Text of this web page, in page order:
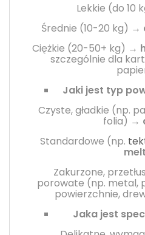
Lekkie (do 10
Średnie (10-20 kg) →
Ciężkie (20-50+ kg) →
szczególnie dla
Jaki jest typ
Czyste, gładkie (np.
folia) →
Standardowe (np.
melt
Zakurzone,
porowate (np. metal,
powierzchnie,
Jaka jest